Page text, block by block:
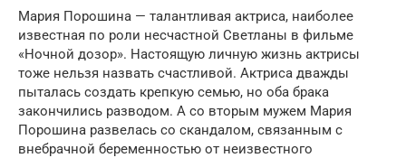
Мария Порошина — талантливая актриса, наиболее
известная по роли несчастной Светланы в фильме
«Ночной дозор». Настоящую личную жизнь актрисы
тоже нельзя назвать счастливой. Актриса дважды
пыталась создать крепкую семью, но оба брака
закончились разводом. А со вторым мужем Мария
Порошина развелась со скандалом, связанным с
внебрачной беременностью от неизвестного